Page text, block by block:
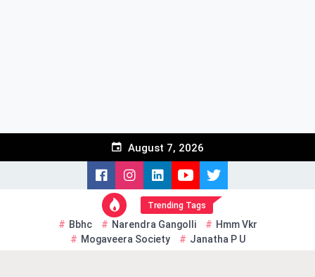
August 7, 2026
Trending Tags
Bbhc Narendra Gangolli
Hmm Vkr
Mogaveera Society
Janatha P U